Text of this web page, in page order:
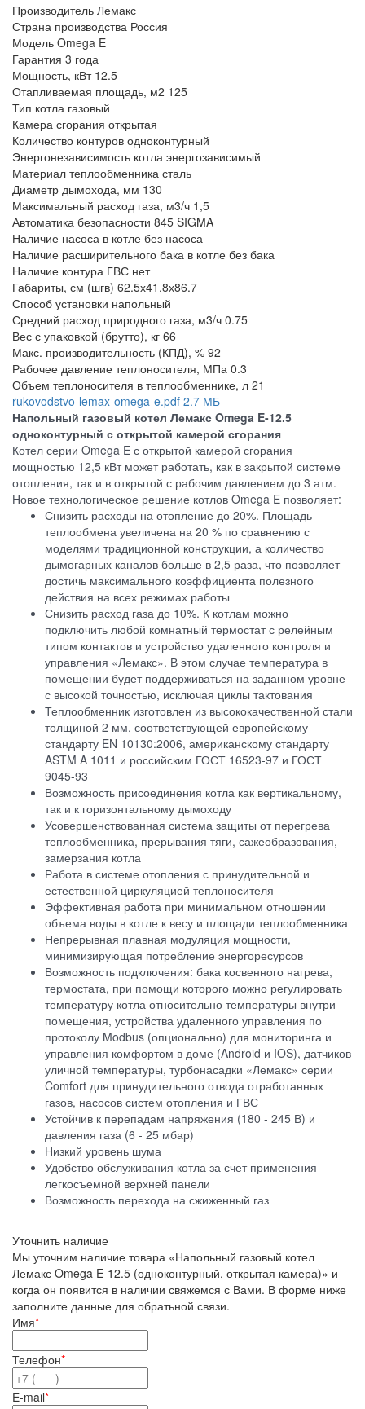
Производитель Лемакс
Страна производства Россия
Модель Omega E
Гарантия 3 года
Мощность, кВт 12.5
Отапливаемая площадь, м2 125
Тип котла газовый
Камера сгорания открытая
Количество контуров одноконтурный
Энергонезависимость котла энергозависимый
Материал теплообменника сталь
Диаметр дымохода, мм 130
Максимальный расход газа, м3/ч 1,5
Автоматика безопасности 845 SIGMA
Наличие насоса в котле без насоса
Наличие расширительного бака в котле без бака
Наличие контура ГВС нет
Габариты, см (шгв) 62.5х41.8х86.7
Способ установки напольный
Средний расход природного газа, м3/ч 0.75
Вес с упаковкой (брутто), кг 66
Макс. производительность (КПД), % 92
Рабочее давление теплоносителя, МПа 0.3
Объем теплоносителя в теплообменнике, л 21
rukovodstvo-lemax-omega-e.pdf 2.7 МБ
Напольный газовый котел Лемакс Omega E-12.5
одноконтурный с открытой камерой сгорания
Котел серии Omega E с открытой камерой сгорания
мощностью 12,5 кВт может работать, как в закрытой системе
отопления, так и в открытой с рабочим давлением до 3 атм.
Новое технологическое решение котлов Omega E позволяет:
Снизить расходы на отопление до 20%. Площадь
теплообмена увеличена на 20 % по сравнению с
моделями традиционной конструкции, а количество
дымогарных каналов больше в 2,5 раза, что позволяет
достичь максимального коэффициента полезного
действия на всех режимах работы
Снизить расход газа до 10%. К котлам можно
подключить любой комнатный термостат с релейным
типом контактов и устройство удаленного контроля и
управления «Лемакс». В этом случае температура в
помещении будет поддерживаться на заданном уровне
с высокой точностью, исключая циклы тактования
Теплообменник изготовлен из высококачественной стали
толщиной 2 мм, соответствующей европейскому
стандарту EN 10130:2006, американскому стандарту
ASTM A 1011 и российским ГОСТ 16523-97 и ГОСТ
9045-93
Возможность присоединения котла как вертикальному,
так и к горизонтальному дымоходу
Усовершенствованная система защиты от перегрева
теплообменника, прерывания тяги, сажеобразования,
замерзания котла
Работа в системе отопления с принудительной и
естественной циркуляцией теплоносителя
Эффективная работа при минимальном отношении
объема воды в котле к весу и площади теплообменника
Непрерывная плавная модуляция мощности,
минимизирующая потребление энергоресурсов
Возможность подключения: бака косвенного нагрева,
термостата, при помощи которого можно регулировать
температуру котла относительно температуры внутри
помещения, устройства удаленного управления по
протоколу Modbus (опционально) для мониторинга и
управления комфортом в доме (Android и IOS), датчиков
уличной температуры, турбонасадки «Лемакс» серии
Comfort для принудительного отвода отработанных
газов, насосов систем отопления и ГВС
Устойчив к перепадам напряжения (180 - 245 В) и
давления газа (6 - 25 мбар)
Низкий уровень шума
Удобство обслуживания котла за счет применения
легкосъемной верхней панели
Возможность перехода на сжиженный газ
Уточнить наличие
Мы уточним наличие товара «Напольный газовый котел
Лемакс Omega E-12.5 (одноконтурный, открытая камера)» и
когда он появится в наличии свяжемся с Вами. В форме ниже
заполните данные для обратьной связи.
Имя*
Телефон*
E-mail*